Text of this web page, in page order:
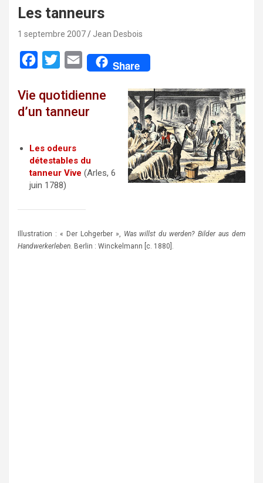
Les tanneurs
1 septembre 2007 Jean Desbois
c
e
o
o
k
i
t
e
r
E
a
i
Share
Vie quotidienne
d’un tanneur
Les odeurs
détestables du
tanneur Vive (Arles, 6
juin 1788)
Illustration : « Der Lohgerber », Was willst du werden? Bilder aus dem
Handwerkerleben. Berlin : Winckelmann [c. 1880].